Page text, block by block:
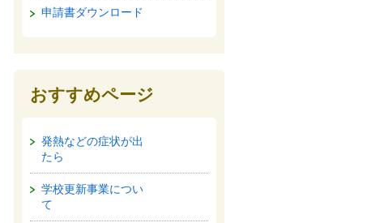
申請書ダウンロード
おすすめページ
発熱などの症状が出
たら
学校更新事業につい
て